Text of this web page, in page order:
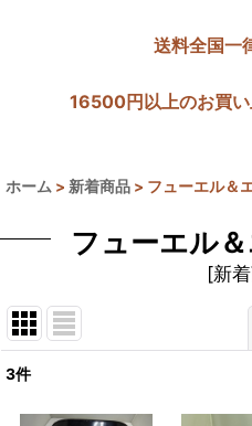
送料全国一
16500円以上のお買い
ホーム > 新着商品 > フューエル＆
フューエル
[新
3件